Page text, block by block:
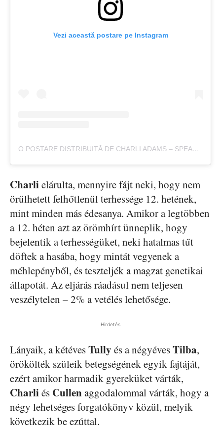
Vezi această postare pe Instagram
O POSTARE DISTRIBUITĂ DE CHARLI ADAMS – SPEAKER (@CHARLI_KATE)
Charlielárulta, mennyire fájt neki, hogy nem
örülhetett felhőtlenül terhessége 12. hetének,
mint minden más édesanya. Amikor a legtöbben
a 12. héten azt az örömhírt ünneplik, hogy
bejelentik a terhességüket, neki hatalmas tűt
döftek a hasába, hogy mintát vegyenek a
méhlepényből, és teszteljék a magzat genetikai
állapotát. Az eljárás ráadásul nem teljesen
veszélytelen – 2% a vetélés lehetősége.
Hirdetés
Lányaik, a kétévesTully és a négyévesTilba,
örökölték szüleik betegségének egyik fajtáját,
ezért amikor harmadik gyereküket várták,
Charliés Cullenaggodalommal várták, hogy a
négy lehetséges forgatókönyv közül, melyik
következik be ezúttal.